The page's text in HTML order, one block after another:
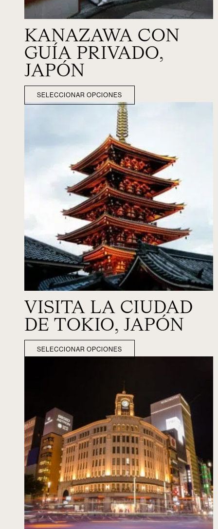
KANAZAWA CON
GUÍA PRIVADO,
JAPÓN
SELECCIONAR OPCIONES
VISITA LA CIUDAD
DE TOKIO, JAPÓN
SELECCIONAR OPCIONES